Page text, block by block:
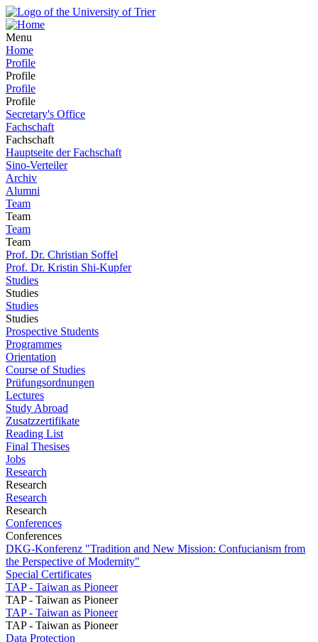
Menu
Home
Profile
Profile
Profile
Profile
Secretary's Office
Fachschaft
Fachschaft
Hauptseite der Fachschaft
Sino-Verteiler
Archiv
Alumni
Team
Team
Team
Team
Prof. Dr. Christian Soffel
Prof. Dr. Kristin Shi-Kupfer
Studies
Studies
Studies
Studies
Prospective Students
Programmes
Orientation
Course of Studies
Prüfungsordnungen
Lectures
Study Abroad
Zusatzzertifikate
Reading List
Final Thesises
Jobs
Research
Research
Research
Research
Conferences
Conferences
DKG-Konferenz "Tradition and New Mission: Confucianism from
the Perspective of Modernity"
Special Certificates
TAP - Taiwan as Pioneer
TAP - Taiwan as Pioneer
TAP - Taiwan as Pioneer
TAP - Taiwan as Pioneer
Data Protection